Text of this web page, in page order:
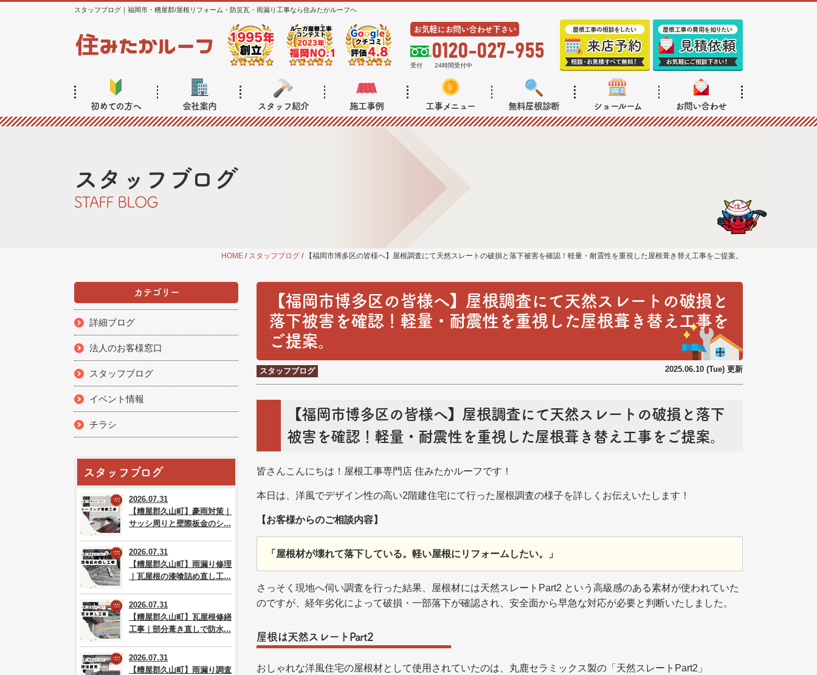
スタッフブログ｜福岡市・糟屋郡/屋根リフォーム・防災瓦・雨漏り工事なら住みたかルーフへ
お気軽にお問い合わせ下さい
0120-027-955
受付 24時間受付中
初めての方へ 会社案内 スタッフ紹介 施工事例 工事メニュー 無料屋根診断 ショールーム お問い合わせ
スタッフブログ
STAFF BLOG
HOME / スタッフブログ / 【福岡市博多区の皆様へ】屋根調査にて天然スレートの破損と落下被害を確認！軽量・耐震性を重視した屋根葺き替え工事をご提案。
【福岡市博多区の皆様へ】屋根調査にて天然スレートの破損と
落下被害を確認！軽量・耐震性を重視した屋根葺き替え工事を
ご提案。
スタッフブログ 2025.06.10 (Tue) 更新
【福岡市博多区の皆様へ】屋根調査にて天然スレートの破損と落下
被害を確認！軽量・耐震性を重視した屋根葺き替え工事をご提案。
皆さんこんにちは！屋根工事専門店 住みたかルーフです！
本日は、洋風でデザイン性の高い2階建住宅にて行った屋根調査の様子を詳しくお伝えいたします！
【お客様からのご相談内容】
「屋根材が壊れて落下している。軽い屋根にリフォームしたい。」
さっそく現地へ伺い調査を行った結果、屋根材には天然スレートPart2 という高級感のある素材が使われていた
のですが、経年劣化によって破損・一部落下が確認され、安全面から早急な対応が必要と判断いたしました。
屋根は天然スレートPart2
おしゃれな洋風住宅の屋根材として使用されていたのは、丸鹿セラミックス製の「天然スレートPart2」
カテゴリー
詳細ブログ
法人のお客様窓口
スタッフブログ
イベント情報
チラシ
スタッフブログ
2026.07.31
【糟屋郡久山町】豪雨対策｜
サッシ周りと壁際板金のシ...
2026.07.31
【糟屋郡久山町】雨漏り修理
｜瓦屋根の漆喰詰め直し工...
2026.07.31
【糟屋郡久山町】瓦屋根修繕
工事｜部分葺き直しで防水...
2026.07.31
【糟屋郡久山町】雨漏り調査